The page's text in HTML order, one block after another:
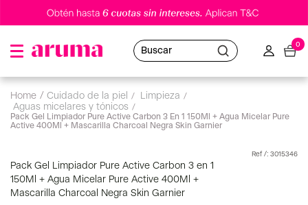
Buscar
0
cuidado de la piel
limpieza
aguas micelares y tónicos
Pack Gel Limpiador Pure Active Carbon 3 En 1 150Ml + Agua Micelar Pure
Active 400Ml + Mascarilla Charcoal Negra Skin Garnier
: 3015346
Pack Gel Limpiador Pure Active Carbon 3 en 1
150Ml + Agua Micelar Pure Active 400Ml +
Mascarilla Charcoal Negra Skin Garnier